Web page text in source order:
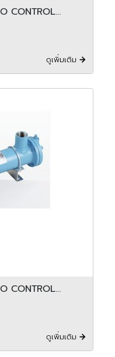
CONTROL
ดูเพิ่มเติม
CONTROL
ดูเพิ่มเติม